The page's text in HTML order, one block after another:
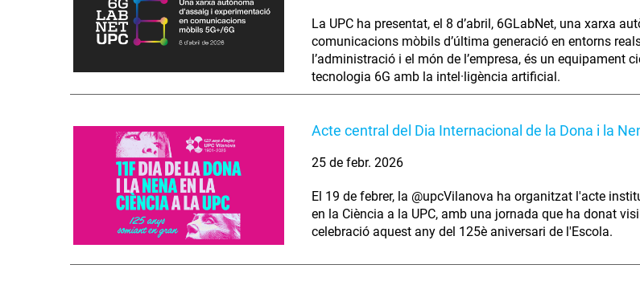
La UPC ha presentat, el 8 d’abril, 6GLabNet, una xarxa
comunicacions mòbils d’última generació en entorns
l’administració i el món de l’empresa, és un equipament
tecnologia 6G amb la intel·ligència artificial.
Acte central del Dia Internacional de la Dona i la
25 de febr. 2026
El 19 de febrer, la @upcVilanova ha organitzat l'acte
en la Ciència a la UPC, amb una jornada que ha donat
celebració aquest any del 125è aniversari de l'Escola.